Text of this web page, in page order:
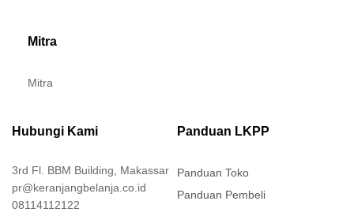
Mitra
Mitra
Hubungi Kami
3rd Fl. BBM Building, Makassar
pr@keranjangbelanja.co.id
08114112122
Panduan LKPP
Panduan Toko
Panduan Pembeli